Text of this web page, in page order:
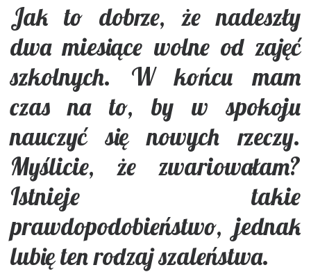
Jak to dobrze, że nadeszły
dwa miesiące wolne od zajęć
szkolnych. W końcu mam
czas na to, by w spokoju
nauczyć się nowych rzeczy.
Myślicie, że zwariowałam?
Istnieje takie
prawdopodobieństwo, jednak
lubię ten rodzaj szaleństwa.